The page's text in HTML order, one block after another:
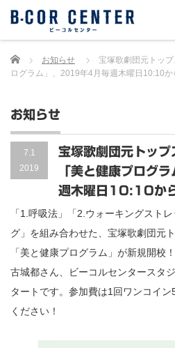
Home お知らせ
宝塚歌劇団元トッ
ログラム」、2019年4月毎週木曜日10:10か
お知らせ
7.1
2019
宝塚歌劇団元トッ
「美と健康プログ
週木曜日10:10から
「1.呼吸法」「2.ウォーキングスト
グ」を組み合わせた、宝塚歌劇団元
「美と健康プログラム」が新規開校
古城都さん、ビーコルセンタースタ
タートです。参加費は1回ワンコイ
ください！